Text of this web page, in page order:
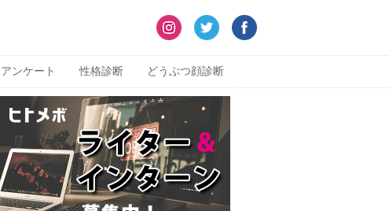
アンケート 性格診断 どうぶつ顔診断